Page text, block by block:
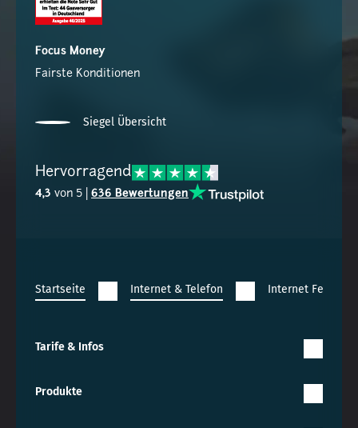
Focus Money
Fairste Konditionen
Siegel Übersicht
Hervorragend
4,3 von 5 | 636 Bewertungen
Startseite Internet & Telefon Internet Festnetz
Tarife & Infos
Produkte